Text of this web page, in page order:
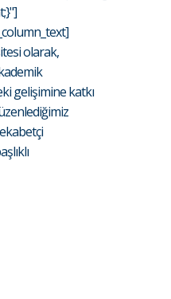
olarak,
gelişimine katkı